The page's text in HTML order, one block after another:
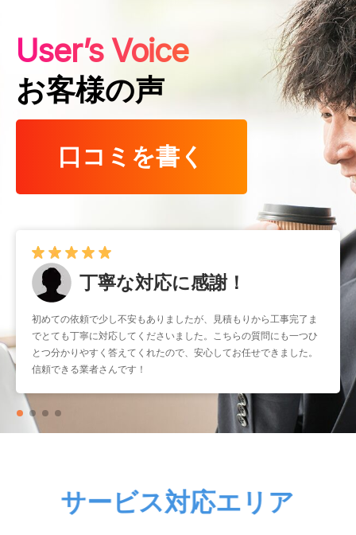
User’s Voice
お客様の声
口コミを書く
丁寧な対応に感謝！
初めての依頼で少し不安もありましたが、見積もりから工事完了ま
でとても丁寧に対応してくださいました。こちらの質問にも一つひ
とつ分かりやすく答えてくれたので、安心してお任せできました。
信頼できる業者さんです！
早くて確実！
暑くなる前に取り付けをお願いしたかったのですが、予約もスムー
ズで助かりました。工事もスピーディーなのに作業はとても丁寧
で、仕上がりも大満足です。こういう業者さんにまたお願いしたい
と思いました。
サービス対応エリア